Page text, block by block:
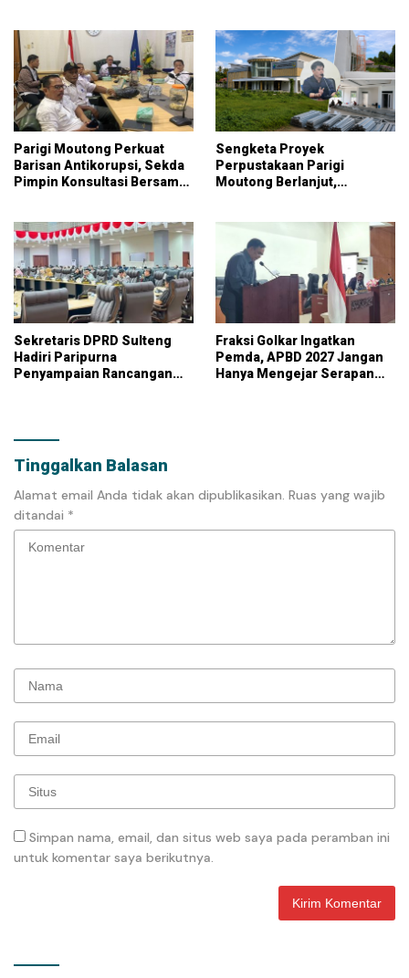
Parigi Moutong Perkuat
Barisan Antikorupsi, Sekda
Pimpin Konsultasi Bersama
Sengketa Proyek
Perpustakaan Parigi
Moutong Berlanjut,
dengan Dana Pribadi
Sekretaris DPRD Sulteng
Hadiri Paripurna
Penyampaian Rancangan
Fraksi Golkar Ingatkan
Pemda, APBD 2027 Jangan
Hanya Mengejar Serapan
Tinggalkan Balasan
Alamat email Anda tidak akan dipublikasikan. Ruas yang wajib
ditandai *
Simpan nama, email, dan situs web saya pada peramban ini
untuk komentar saya berikutnya.